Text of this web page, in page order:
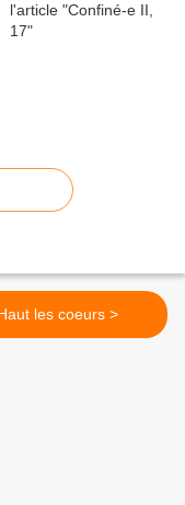
Haut les coeurs >